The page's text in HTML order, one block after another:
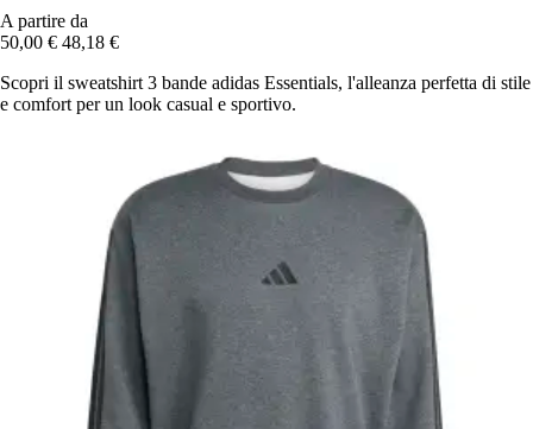
A partire da
50,00 € 48,18 €
Scopri il sweatshirt 3 bande adidas Essentials, l'alleanza perfetta di stile
e comfort per un look casual e sportivo.